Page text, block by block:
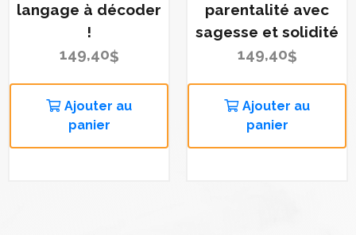
langage à décoder
!
149,40$
Ajouter au
panier
parentalité avec
sagesse et solidité
149,40$
Ajouter au
panier